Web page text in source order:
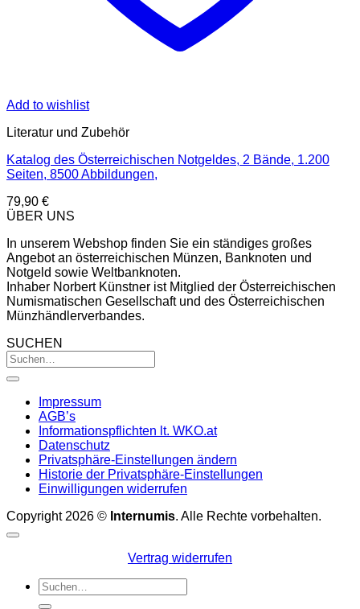
Add to wishlist
Literatur und Zubehör
Katalog des Österreichischen Notgeldes, 2 Bände, 1.200
Seiten, 8500 Abbildungen,
79,90 €
ÜBER UNS
In unserem Webshop finden Sie ein ständiges großes
Angebot an österreichischen Münzen, Banknoten und
Notgeld sowie Weltbanknoten.
Inhaber Norbert Künstner ist Mitglied der Österreichischen
Numismatischen Gesellschaft und des Österreichischen
Münzhändlerverbandes.
SUCHEN
Impressum
AGB’s
Informationspflichten lt. WKO.at
Datenschutz
Privatsphäre-Einstellungen ändern
Historie der Privatsphäre-Einstellungen
Einwilligungen widerrufen
Copyright 2026 © Internumis. Alle Rechte vorbehalten.
Vertrag widerrufen
Suchen
nach: